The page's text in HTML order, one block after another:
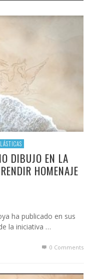
DIBUJO EN LA
HOMENAJE
ha publicado en sus
la iniciativa …
0 Comments